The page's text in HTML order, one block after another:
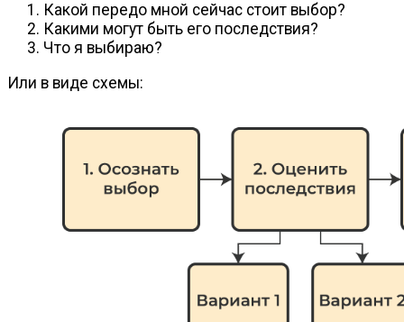
Какой передо мной сейчас стоит выбор?
Какими могут быть его последствия?
Что я выбираю?
Или в виде схемы: